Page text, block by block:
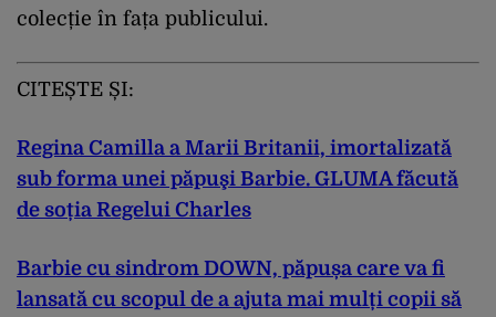
colecție în fața publicului.
CITEȘTE ȘI:
Regina Camilla a Marii Britanii, imortalizată
sub forma unei păpuşi Barbie. GLUMA făcută
de soția Regelui Charles
Barbie cu sindrom DOWN, păpușa care va fi
lansată cu scopul de a ajuta mai mulți copii să